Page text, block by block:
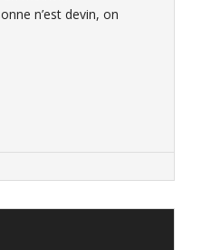
n’est devin, on